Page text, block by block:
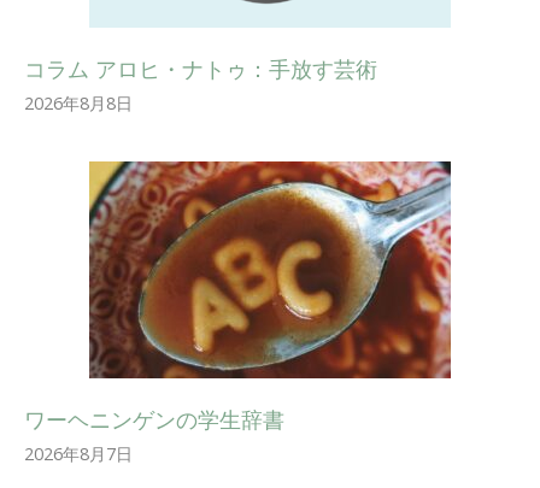
コラム アロヒ・ナトゥ：手放す芸術
2026年8月8日
ワーヘニンゲンの学生辞書
2026年8月7日